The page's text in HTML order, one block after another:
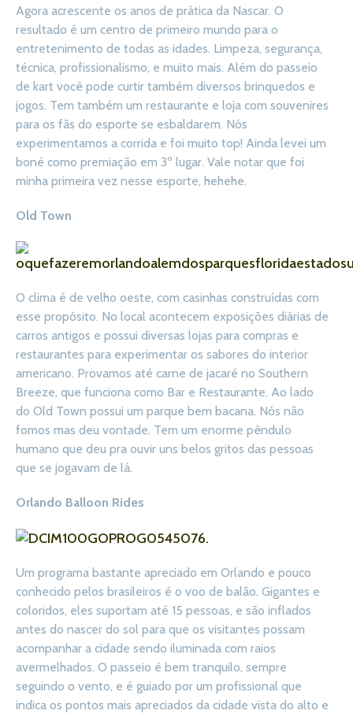
Agora acrescente os anos de prática da Nascar. O
resultado é um centro de primeiro mundo para o
entretenimento de todas as idades. Limpeza, segurança,
técnica, profissionalismo, e muito mais. Além do passeio
de kart você pode curtir também diversos brinquedos e
jogos. Tem também um restaurante e loja com souvenires
para os fãs do esporte se esbaldarem. Nós
experimentamos a corrida e foi muito top! Ainda levei um
boné como premiação em 3º lugar. Vale notar que foi
minha primeira vez nesse esporte, hehehe.
Old Town
O clima é de velho oeste, com casinhas construídas com
esse propósito. No local acontecem exposições diárias de
carros antigos e possui diversas lojas para compras e
restaurantes para experimentar os sabores do interior
americano. Provamos até carne de jacaré no Southern
Breeze, que funciona como Bar e Restaurante. Ao lado
do Old Town possui um parque bem bacana. Nós não
fomos mas deu vontade. Tem um enorme pêndulo
humano que deu pra ouvir uns belos gritos das pessoas
que se jogavam de lá.
Orlando Balloon Rides
Um programa bastante apreciado em Orlando e pouco
conhecido pelos brasileiros é o voo de balão. Gigantes e
coloridos, eles suportam até 15 pessoas, e são inflados
antes do nascer do sol para que os visitantes possam
acompanhar a cidade sendo iluminada com raios
avermelhados. O passeio é bem tranquilo, sempre
seguindo o vento, e é guiado por um profissional que
indica os pontos mais apreciados da cidade vista do alto e